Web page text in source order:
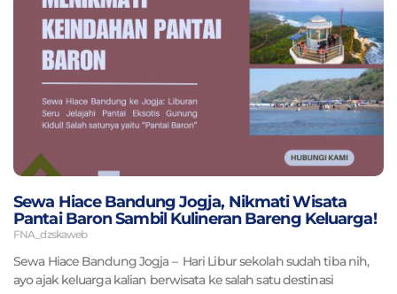
Sewa Hiace Bandung Jogja, Nikmati Wisata
Pantai Baron Sambil Kulineran Bareng Keluarga!
FNA_dzskaweb
Sewa Hiace Bandung Jogja – Hari Libur sekolah sudah tiba nih,
ayo ajak keluarga kalian berwisata ke salah satu destinasi